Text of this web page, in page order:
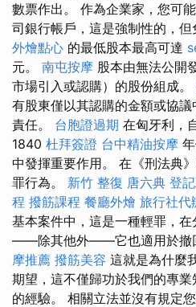
數票作出。 作為企業家，您可
司銀行帳戶，這是強制性的，
外燴點心 的最低股本最高可達
元。 南屯按摩 股本由無法公開
市場引入或認購）的股份組成。
有股東僅以其認購的金額或協
責任。 台胞證過期 在匈牙利，
1840 杜拜簽證 台中精油按摩
中發揮重要作用。 在《刑法典
罪行為。 新竹 整復 唐六典 登
程 撥筋課程 餐廳外燴 旅行社代
基本案件中，這是一種輕罪，
——除其他外——它也適用於撤
摩推薦 撥筋美容 這就是為什麼
期望，這不僅歸功於我們的專
的經驗。 相關立法並沒有規定